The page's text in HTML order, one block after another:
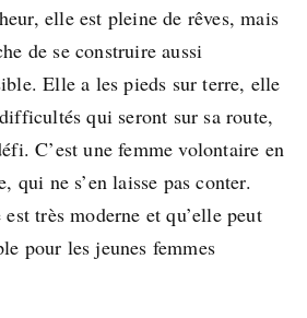
elle est pleine de rêves, mais
de se construire aussi
Elle a les pieds sur terre, elle
qui seront sur sa route,
C’est une femme volontaire en
qui ne s’en laisse pas conter.
très moderne et qu’elle peut
pour les jeunes femmes